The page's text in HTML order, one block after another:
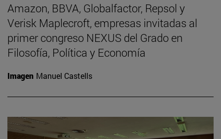
Amazon, BBVA, Globalfactor, Repsol y
Verisk Maplecroft, empresas invitadas al
primer congreso NEXUS del Grado en
Filosofía, Política y Economía
Imagen Manuel Castells